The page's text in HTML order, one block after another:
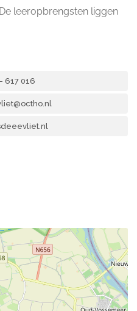
leeropbrengsten liggen
617 016